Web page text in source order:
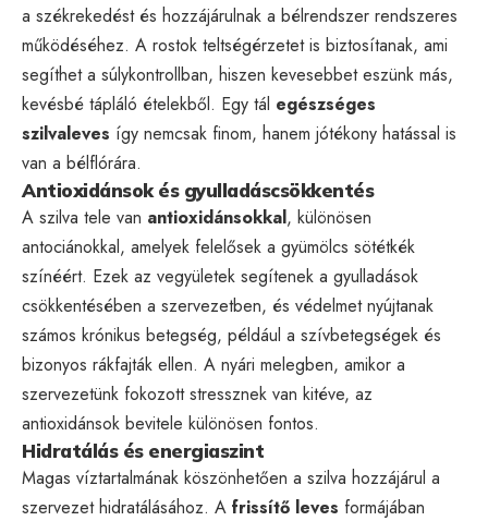
a székrekedést és hozzájárulnak a bélrendszer rendszeres
működéséhez. A rostok teltségérzetet is biztosítanak, ami
segíthet a súlykontrollban, hiszen kevesebbet eszünk más,
kevésbé tápláló ételekből. Egy tál egészséges
szilvaleves így nemcsak finom, hanem jótékony hatással is
van a bélflórára.
Antioxidánsok és gyulladáscsökkentés
A szilva tele van antioxidánsokkal, különösen
antociánokkal, amelyek felelősek a gyümölcs sötétkék
színéért. Ezek az vegyületek segítenek a gyulladások
csökkentésében a szervezetben, és védelmet nyújtanak
számos krónikus betegség, például a szívbetegségek és
bizonyos rákfajták ellen. A nyári melegben, amikor a
szervezetünk fokozott stressznek van kitéve, az
antioxidánsok bevitele különösen fontos.
Hidratálás és energiaszint
Magas víztartalmának köszönhetően a szilva hozzájárul a
szervezet hidratálásához. A frissítő leves formájában